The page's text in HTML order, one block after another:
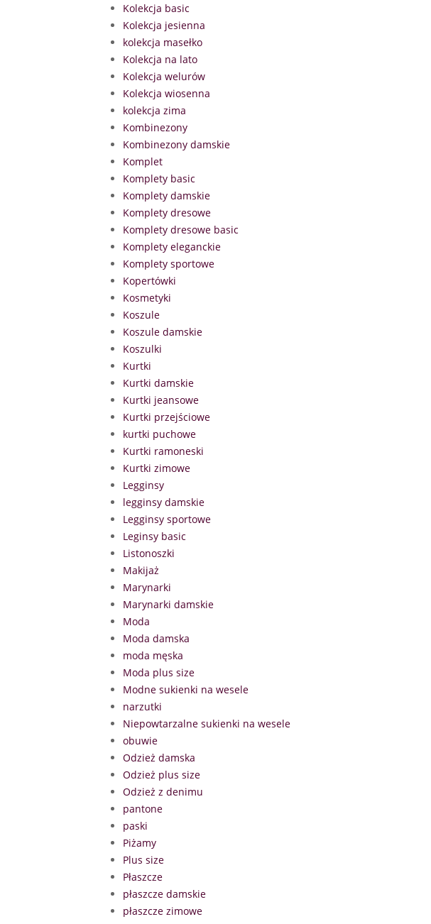
Kolekcja basic
Kolekcja jesienna
kolekcja masełko
Kolekcja na lato
Kolekcja welurów
Kolekcja wiosenna
kolekcja zima
Kombinezony
Kombinezony damskie
Komplet
Komplety basic
Komplety damskie
Komplety dresowe
Komplety dresowe basic
Komplety eleganckie
Komplety sportowe
Kopertówki
Kosmetyki
Koszule
Koszule damskie
Koszulki
Kurtki
Kurtki damskie
Kurtki jeansowe
Kurtki przejściowe
kurtki puchowe
Kurtki ramoneski
Kurtki zimowe
Legginsy
legginsy damskie
Legginsy sportowe
Leginsy basic
Listonoszki
Makijaż
Marynarki
Marynarki damskie
Moda
Moda damska
moda męska
Moda plus size
Modne sukienki na wesele
narzutki
Niepowtarzalne sukienki na wesele
obuwie
Odzież damska
Odzież plus size
Odzież z denimu
pantone
paski
Piżamy
Plus size
Płaszcze
płaszcze damskie
płaszcze zimowe